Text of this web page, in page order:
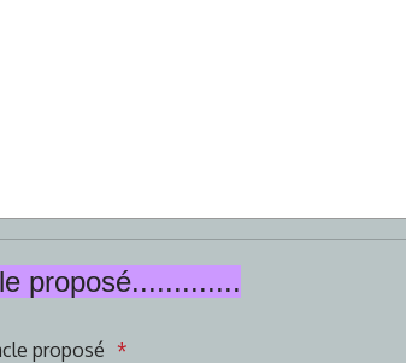
proposé.............
proposé